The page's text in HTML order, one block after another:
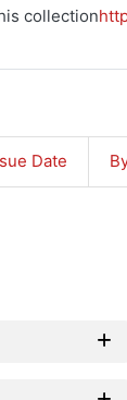
collection
Date